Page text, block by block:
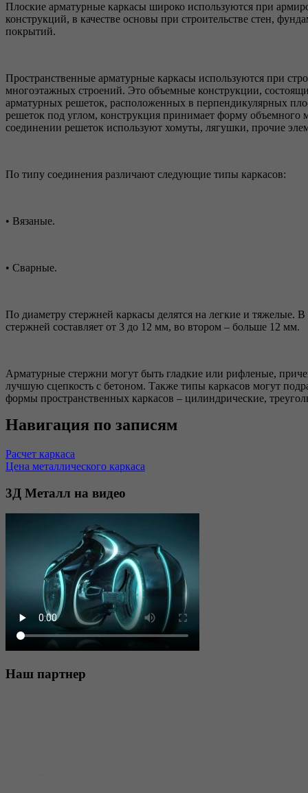
Плоские арматурные каркасы широко используются при
конструкций, в качестве основы при строительстве стен,
покрытий.
Пространственные арматурные каркасы используются при
многоэтажных строений. Это объемные конструкции,
арматурных решеток, расположенных в перпендикулярных
решеток под углом, конструкция принимает форму объемного
соединении решеток используют хомуты, лягушки, прочие
По типу соединения различают следующие типы каркасов:
• Вязаные.
• Сварные.
По диаметру стержней каркасы делятся на легкие и тяжелые.
стержней составляет от 3 до 12 мм, во втором – больше 12 мм.
Арматурные стержни могут быть гладкие или рифленые,
лучшую сцепкость с бетоном. Также типы каркасов могут
формы пространственных каркасов – цилиндрические,
Навигация по записям
Расчет каркаса
Цена металлического каркаса
3Д Металл на видео
Наш партнер